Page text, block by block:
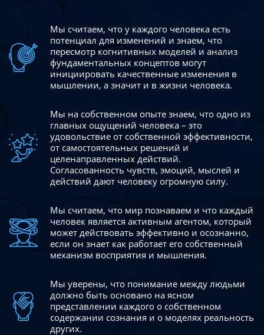
Мы считаем, что у каждого человека есть
потенциал для изменений и знаем, что
пересмотр когнитивных моделей и анализ
фундаментальных концептов могут
инициировать качественные изменения в
мышлении, а значит и в жизни человека.
Мы на собственном опыте знаем, что одно из
главных ощущений человека – это
удовольствие от собственной эффективности,
от самостоятельных решений и
целенаправленных действий.
Согласованность чувств, эмоций, мыслей и
действий дают человеку огромную силу.
Мы считаем, что мир познаваем и что каждый
человек является активным агентом, который
может действовать эффективно и осознанно,
если он знает как работает его собственный
механизм восприятия и мышления.
Мы уверены, что понимание между людьми
должно быть основано на ясном
представлении каждого о собственном
содержании сознания и о моделях реальность
других.